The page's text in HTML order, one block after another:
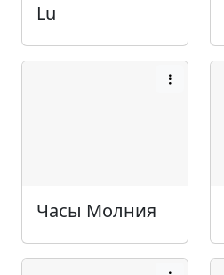
Lu
Часы Молния